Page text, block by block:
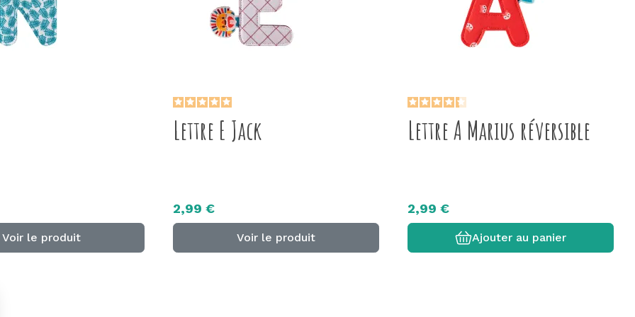
Voir le produit
Lettre E Jack
2,99 €
Voir le produit
Lettre A Marius réversible
2,99 €
Ajouter au panier